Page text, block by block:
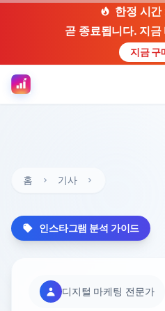
한정 시
곧 종료됩니다. 지
지금 구
홈 기사
인스타그램 분석 가이드
디지털 마케팅 전문가